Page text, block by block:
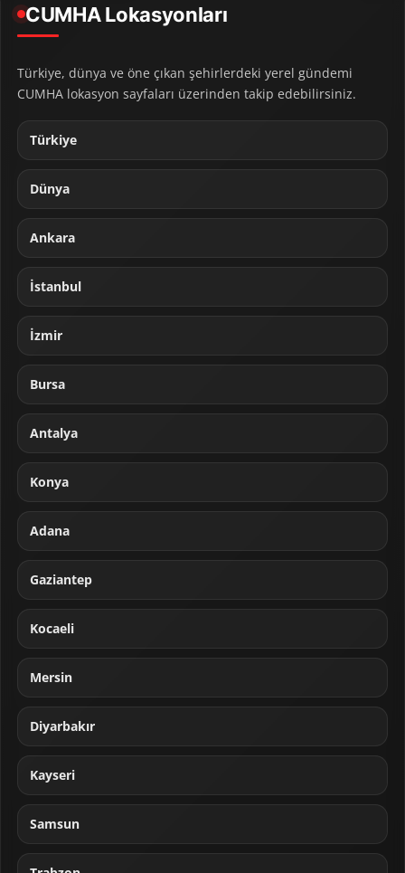
CUMHA Lokasyonları
Türkiye, dünya ve öne çıkan şehirlerdeki yerel gündemi
CUMHA lokasyon sayfaları üzerinden takip edebilirsiniz.
Türkiye
Dünya
Ankara
İstanbul
İzmir
Bursa
Antalya
Konya
Adana
Gaziantep
Kocaeli
Mersin
Diyarbakır
Kayseri
Samsun